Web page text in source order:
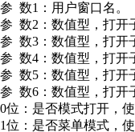
参 数1 ：用户窗口名。
参 数2 ：数值型，打
参 数3 ：数值型，打
参 数4 ：数值型，打开
参 数5 ：数值型，打开
参 数6 ：数值型，打
0位：是否模式打开，
1位 ： 是否菜单模式，